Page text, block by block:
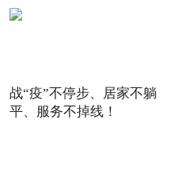
战“疫”不停步、居家不躺
平、服务不掉线！